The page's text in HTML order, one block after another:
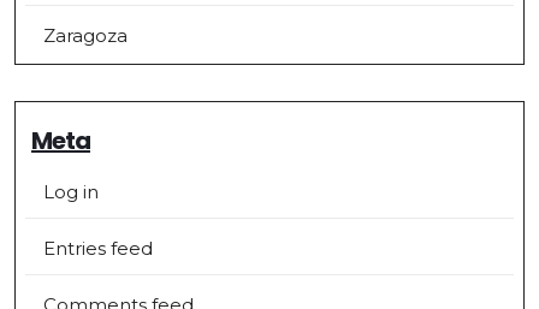
Zaragoza
Meta
Log in
Entries feed